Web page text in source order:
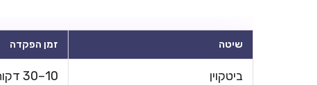
שיטה זמן הפקדה
ביטקוין 10–30 דקות